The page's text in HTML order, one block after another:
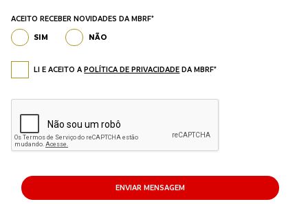
ACEITO RECEBER NOVIDADES DA MBRF*
SIM NÃO
LI E ACEITO APOLÍTICA DE PRIVACIDADE DA MBRF*
ENVIAR MENSAGEM